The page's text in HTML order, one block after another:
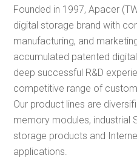
Founded in 1997, Apacer
digital storage brand with
manufacturing, and
accumulated patented
deep successful R&D
competitive range of
Our product lines are
memory modules, industrial
storage products and
applications.